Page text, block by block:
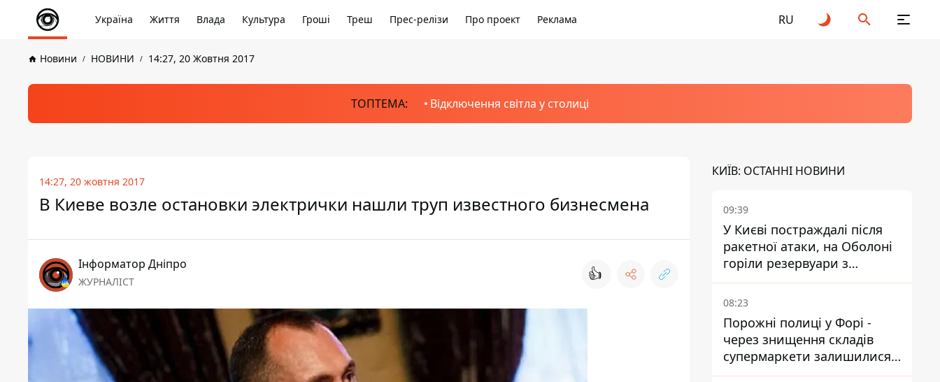
Україна Життя Влада Культура Гроші Треш Прес-релізи Про проект Реклама RU
Новини НОВИНИ 14:27, 20 Жовтня 2017
ТОПТЕМА: Відключення світла у столиці
14:27, 20 жовтня 2017
В Киеве возле остановки электрички нашли труп известного бизнесмена
Інформатор Дніпро
ЖУРНАЛІСТ 👍
КИЇВ: ОСТАННІ НОВИНИ
09:39
У Києві постраждалі після
ракетної атаки, на Оболоні
горіли резервуари з
паливом
08:23
Порожні полиці у Форі -
через знищення складів
супермаркети залишилися
без асортименту